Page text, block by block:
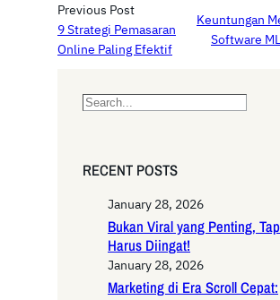
Previous Post
9 Strategi Pemasaran
Online Paling Efektif
Keuntungan
Software
S
rRECENT POSTS
January 28, 2026
Bukan Viral yang Penting,
Harus Diingat!
January 28, 2026
Marketing di Era Scroll Cepat: